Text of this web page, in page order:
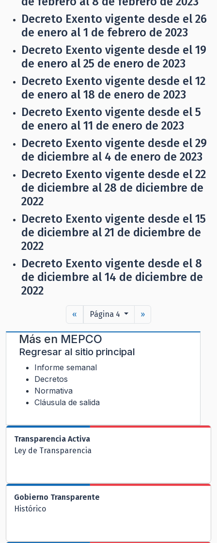
Decreto Exento vigente desde el 26
de enero al 1 de febrero de 2023
Decreto Exento vigente desde el 19
de enero al 25 de enero de 2023
Decreto Exento vigente desde el 12
de enero al 18 de enero de 2023
Decreto Exento vigente desde el 5
de enero al 11 de enero de 2023
Decreto Exento vigente desde el 29
de diciembre al 4 de enero de 2023
Decreto Exento vigente desde el 22
de diciembre al 28 de diciembre de
2022
Decreto Exento vigente desde el 15
de diciembre al 21 de diciembre de
2022
Decreto Exento vigente desde el 8
de diciembre al 14 de diciembre de
2022
« Página 4 »
Más en MEPCO
Regresar al sitio principal
Informe semanal
Decretos
Normativa
Cláusula de salida
Transparencia Activa
Ley de Transparencia
Gobierno Transparente
Histórico